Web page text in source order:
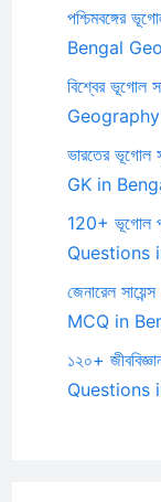
পশ্চিমবঙ্গের
Bengal
বিশ্বের ভূগোল
ভারতের
GK in
120+ ভূগোল
Questions
জেনারেল
MCQ in
১২০+
Questions